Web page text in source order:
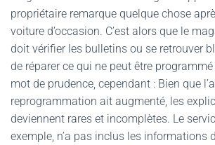
propriétaire remarque quelque chose
voiture d’occasion. C’est alors que le
doit vérifier les bulletins ou se retrouver
de réparer ce qui ne peut être programmé
mot de prudence, cependant : Bien que
reprogrammation ait augmenté, les
deviennent rares et incomplètes. Le
exemple, n’a pas inclus les informations